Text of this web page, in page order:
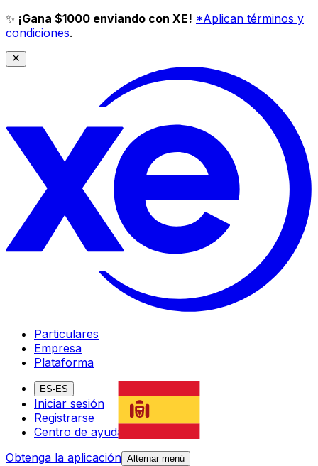
✨ ¡Gana $1000 enviando con XE! *Aplican términos y
condiciones.
Particulares
Empresa
Plataforma
ES-ES
Iniciar sesión
Registrarse
Centro de ayuda
Obtenga la aplicación Alternar menú